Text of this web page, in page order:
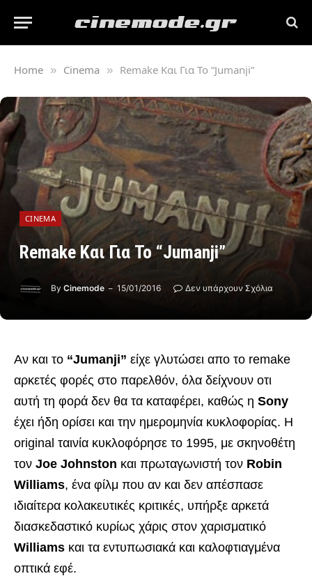
Home » Cinema » Remake Και Για Το “Jumanji”
CINEMA
Remake Και Για Το “Jumanji”
By Cinemode 15/01/2016 Δεν υπάρχουν Σχόλια
Αν και το “Jumanji” είχε γλυτώσει απο το remake
αρκετές φορές στο παρελθόν, όλα δείχνουν οτι
αυτή τη φορά δεν θα τα καταφέρει, καθώς η Sony
έχει ήδη ορίσει και την ημερομηνία κυκλοφορίας. Η
original ταινία κυκλοφόρησε το 1995, με σκηνοθέτη
τον Joe Johnston και πρωταγωνιστή τον Robin
Williams, ένα φίλμ που αν και δεν απέσπασε
ιδιαίτερα κολακευτικές κριτικές, υπήρξε αρκετά
διασκεδαστικό κυρίως χάρις στον χαρισματικό
Williams και τα εντυπωσιακά και καλοφτιαγμένα
οπτικά εφέ.